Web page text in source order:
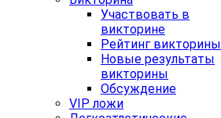
Участвовать в
викторине
Рейтинг викторины
Новые результаты
викторины
Обсуждение
VIP ложи